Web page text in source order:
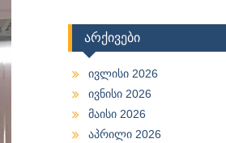
არქივები
ივლისი 2026
ივნისი 2026
მაისი 2026
აპრილი 2026